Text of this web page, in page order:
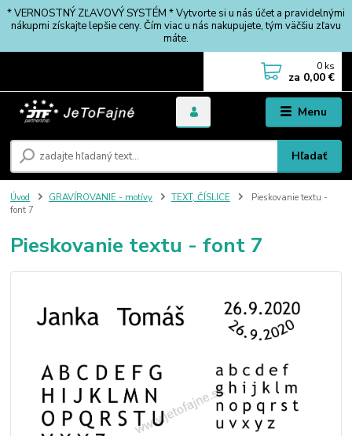
* VERNOSTNÝ ZĽAVOVÝ SYSTÉM * Vytvorte si u nás účet a pravidelnými
nákupmi získajte lepšie ceny. Čím viac u nás nakupujete, tým väčšiu zľavu
máte.
Menu
Hľadať
0 ks
za 0,00 €
Úvod GRAVÍROVANIE - motívy TEXT, ČÍSLICE
Pieskovanie textu -
font 7
Pieskovanie textu - font 7